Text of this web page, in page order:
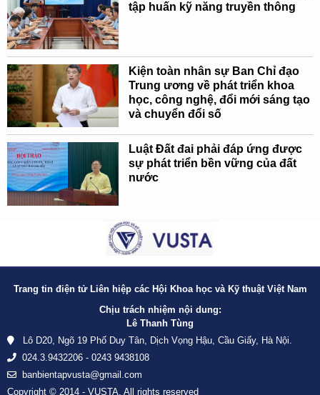
tập huấn kỹ năng truyền thông
Kiện toàn nhân sự Ban Chỉ đạo
Trung ương về phát triển khoa
học, công nghệ, đổi mới sáng tạo
và chuyển đổi số
Luật Đất đai phải đáp ứng được
sự phát triển bền vững của đất
nước
Trang tin điện tử Liên hiệp các Hội Khoa học và Kỹ thuật Việt Nam
Chịu trách nhiệm nội dung:
Lê Thanh Tùng
Lô D20, Ngõ 19 Phố Duy Tân, Dịch Vọng Hậu, Cầu Giấy, Hà Nội.
024.3.9432206 - 0243 9438108
banbientapvusta@gmail.com
Copyright © 2014 - VUSTA. All rights reserved